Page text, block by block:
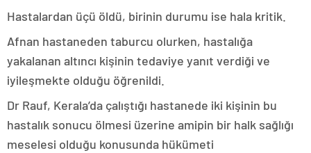
Hastalardan üçü öldü, birinin durumu ise hala kritik.
Afnan hastaneden taburcu olurken, hastalığa
yakalanan altıncı kişinin tedaviye yanıt verdiği ve
iyileşmekte olduğu öğrenildi.
Dr Rauf, Kerala’da çalıştığı hastanede iki kişinin bu
hastalık sonucu ölmesi üzerine amipin bir halk sağlığı
meselesi olduğu konusunda hükümeti